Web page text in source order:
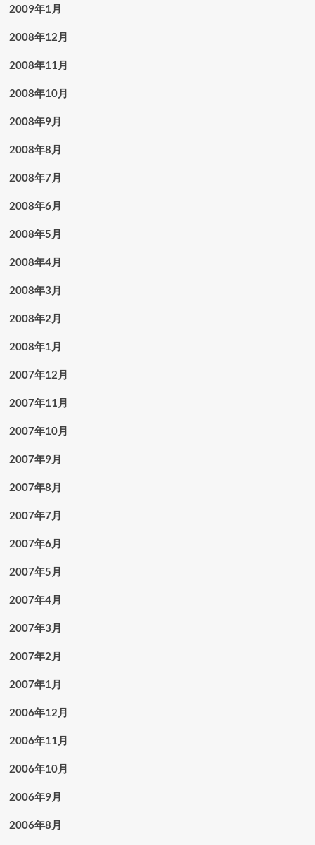
2009年1月
2008年12月
2008年11月
2008年10月
2008年9月
2008年8月
2008年7月
2008年6月
2008年5月
2008年4月
2008年3月
2008年2月
2008年1月
2007年12月
2007年11月
2007年10月
2007年9月
2007年8月
2007年7月
2007年6月
2007年5月
2007年4月
2007年3月
2007年2月
2007年1月
2006年12月
2006年11月
2006年10月
2006年9月
2006年8月